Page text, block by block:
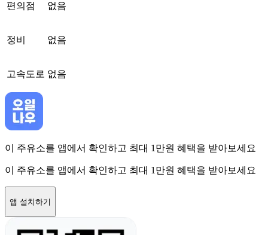
편의점 없음
정비 없음
고속도로 없음
이 주유소를 앱에서 확인하고 최대 1만원 혜택을 받아보세요
이 주유소를 앱에서 확인하고 최대 1만원 혜택을 받아보세요
앱 설치하기